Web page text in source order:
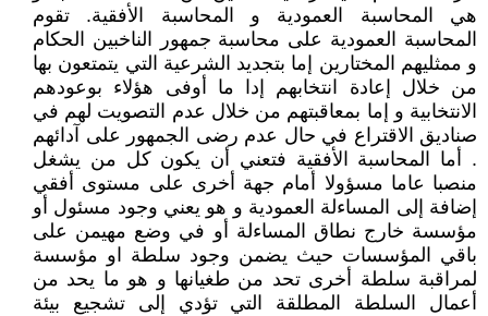
هي المحاسبة العمودية و المحاسبة الأفقية. تقوم
المحاسبة العمودية على محاسبة جمهور الناخبين الحكام
و ممثليهم المختارين إما بتجديد الشرعية التي يتمتعون بها
من خلال إعادة انتخابهم إدا ما أوفى هؤلاء بوعودهم
الانتخابية و إما بمعاقبتهم من خلال عدم التصويت لهم في
صناديق الاقتراع في حال عدم رضى الجمهور على آدائهم
. أما المحاسبة الأفقية فتعني أن يكون كل من يشغل
منصبا عاما مسؤولا أمام جهة أخرى على مستوى أفقي
إضافة إلى المساءلة العمودية و هو يعني وجود مسئول أو
مؤسسة خارج نطاق المساءلة أو في وضع مهيمن على
باقي المؤسسات حيث يضمن وجود سلطة او مؤسسة
لمراقبة سلطة أخرى تحد من طغيانها و هو ما يحد من
أعمال السلطة المطلقة التي تؤدي إلى تشجيع بيئة